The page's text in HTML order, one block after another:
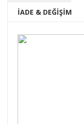
İADE & DEĞİŞİM